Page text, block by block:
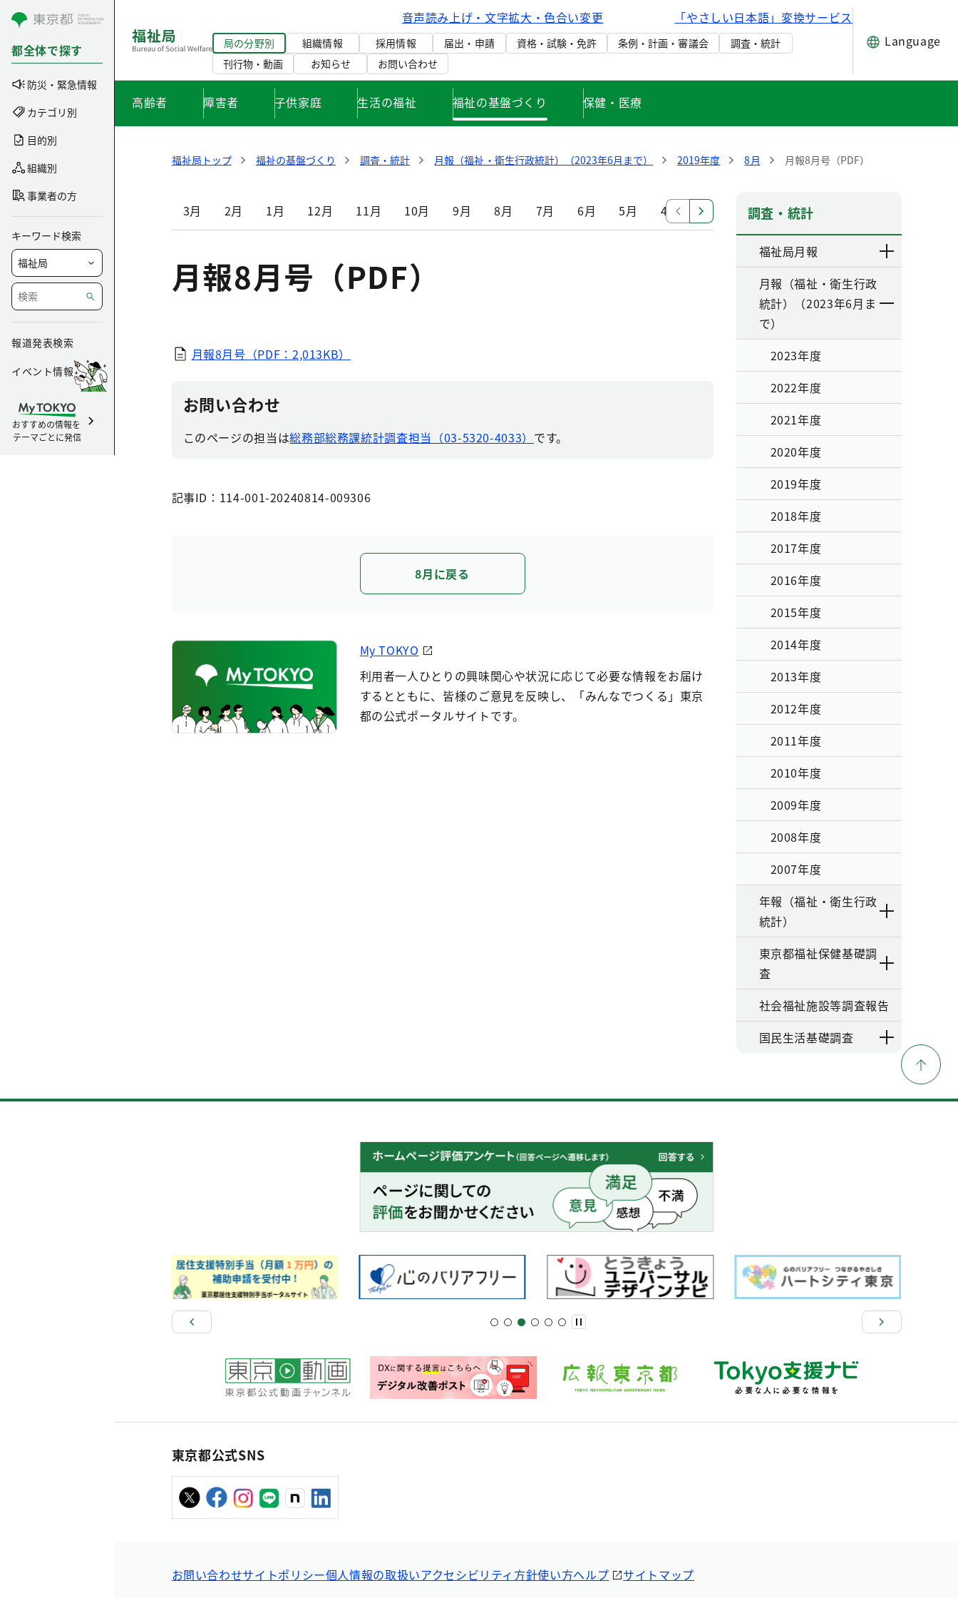
コンテンツにスキップ
都全体で探す
防災・緊急情報
カテゴリ別
目的別
組織別
事業者の方
キーワード検索
報道発表検索
イベント情報
おすすめの情報を
テーマごとに発信
音声読み上げ・文字拡大・色合い変更 「やさしい日本語」変換サービス
局の分野別 組織情報 採用情報 届出・申請 資格・試験・免許 条例・計画・審議会
調査・統計
刊行物・動画
お知らせ お問い合わせ
Language
高齢者 障害者 子供家庭 生活の福祉 福祉の基盤づくり 保健・医療
福祉局トップ 福祉の基盤づくり 調査・統計 月報（福祉・衛生行政統計）（2023年6月まで） 2019年度 8月 月報8月号（PDF）
3月 2月 1月 12月 11月 10月 9月 8月 7月 6月 5月 4月
月報8月号（PDF）
月報8月号（PDF：2,013KB）
お問い合わせ
このページの担当は総務部総務課統計調査担当（03-5320-4033） です。
記事ID：114-001-20240814-009306
8月に戻る
My TOKYO
利用者一人ひとりの興味関心や状況に応じて必要な情報をお届け
するとともに、皆様のご意見を反映し、「みんなでつくる」東京
都の公式ポータルサイトです。
調査・統計
福祉局月報
月報（福祉・衛生行政
統計）（2023年6月ま
で）
2023年度
2022年度
2021年度
2020年度
2019年度
2018年度
2017年度
2016年度
2015年度
2014年度
2013年度
2012年度
2011年度
2010年度
2009年度
2008年度
2007年度
年報（福祉・衛生行政
統計）
東京都福祉保健基礎調
査
社会福祉施設等調査報告
国民生活基礎調査
東京都公式SNS
お問い合わせサイトポリシー個人情報の取扱いアクセシビリティ方針使い方ヘルプ サイトマップ